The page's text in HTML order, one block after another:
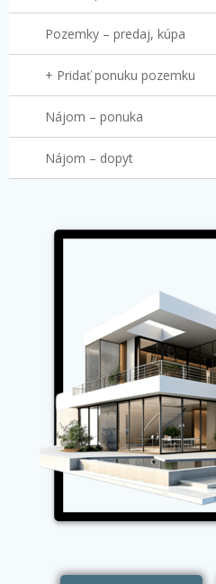
Pozemky – predaj, kúpa
+ Pridať ponuku pozemku
Nájom – ponuka
Nájom – dopyt